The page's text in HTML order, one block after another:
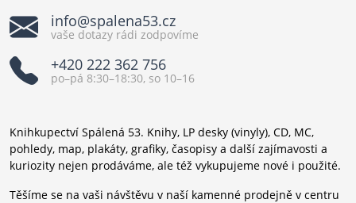
info@spalena53.cz
vaše dotazy rádi zodpovíme
+420 222 362 756
po–pá 8:30–18:30, so 10–16
Knihkupectví Spálená 53. Knihy, LP desky (vinyly), CD, MC,
pohledy, map, plakáty, grafiky, časopisy a další zajímavosti a
kuriozity nejen prodáváme, ale též vykupujeme nové i použité.
Těšíme se na vaši návštěvu v naší kamenné prodejně v centru